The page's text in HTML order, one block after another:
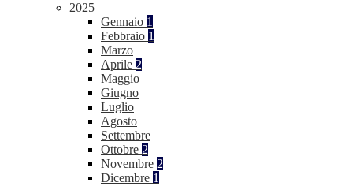
2025
Gennaio 1
Febbraio 1
Marzo
Aprile 2
Maggio
Giugno
Luglio
Agosto
Settembre
Ottobre 2
Novembre 2
Dicembre 1